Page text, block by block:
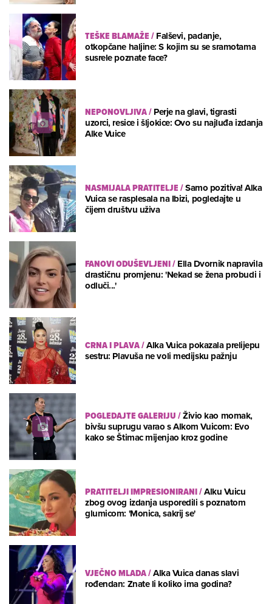
TEŠKE BLAMAŽE/Falševi, padanje,
otkopčane haljine: S kojim su se sramotama
susrele poznate face?
NEPONOVLJIVA/Perje na glavi, tigrasti
uzorci, resice i šljokice: Ovo su najluđa izdanja
Alke Vuice
NASMIJALA PRATITELJE/Samo pozitiva! Alka
Vuica se rasplesala na Ibizi, pogledajte u
čijem društvu uživa
FANOVI ODUŠEVLJENI/Ella Dvornik napravila
drastičnu promjenu: 'Nekad se žena probudi i
odluči...'
CRNA I PLAVA/Alka Vuica pokazala prelijepu
sestru: Plavuša ne voli medijsku pažnju
POGLEDAJTE GALERIJU/Živio kao momak,
bivšu suprugu varao s Alkom Vuicom: Evo
kako se Štimac mijenjao kroz godine
PRATITELJI IMPRESIONIRANI/Alku Vuicu
zbog ovog izdanja usporedili s poznatom
glumicom: 'Monica, sakrij se'
VJEČNO MLADA/Alka Vuica danas slavi
rođendan: Znate li koliko ima godina?